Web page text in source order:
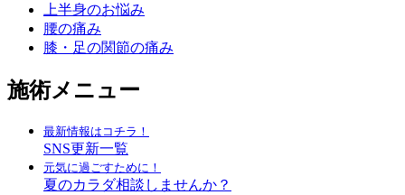
上半身のお悩み
腰の痛み
膝・足の関節の痛み
施術メニュー
最新情報はコチラ！
SNS更新一覧
元気に過ごすために！
夏のカラダ相談しませんか？